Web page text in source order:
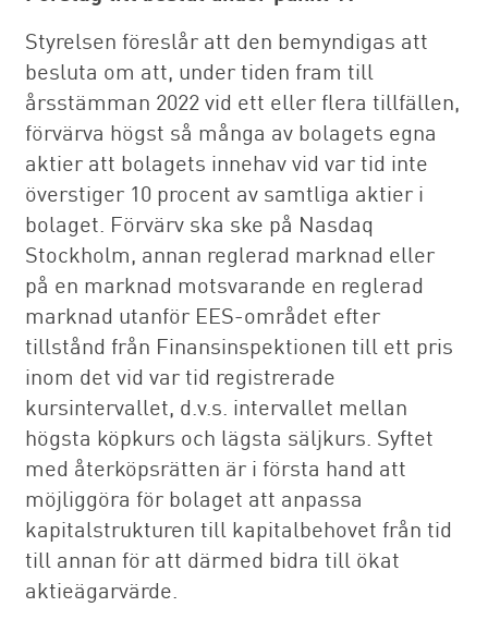
Styrelsen föreslår att den bemyndigas att
besluta om att, under tiden fram till
årsstämman 2022 vid ett eller flera tillfällen,
förvärva högst så många av bolagets egna
aktier att bolagets innehav vid var tid inte
överstiger 10 procent av samtliga aktier i
bolaget. Förvärv ska ske på Nasdaq
Stockholm, annan reglerad marknad eller
på en marknad motsvarande en reglerad
marknad utanför EES-området efter
tillstånd från Finansinspektionen till ett pris
inom det vid var tid registrerade
kursintervallet, d.v.s. intervallet mellan
högsta köpkurs och lägsta säljkurs. Syftet
med återköpsrätten är i första hand att
möjliggöra för bolaget att anpassa
kapitalstrukturen till kapitalbehovet från tid
till annan för att därmed bidra till ökat
aktieägarvärde.